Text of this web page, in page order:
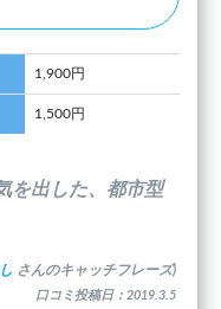
1,900円
1,500円
を出した、都市型
さんのキャッチフレーズ)
口コミ投稿日：2019.3.5